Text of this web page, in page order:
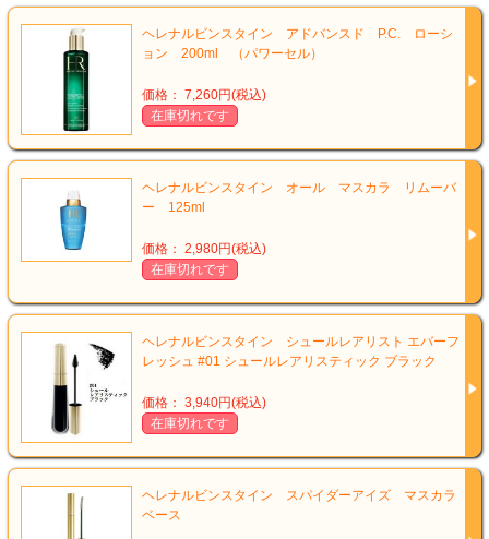
ヘレナルビンスタイン アドバンスド P.C. ローシ
ョン 200ml （パワーセル）
価格： 7,260円(税込)
在庫切れです
ヘレナルビンスタイン オール マスカラ リムーバ
ー 125ml
価格： 2,980円(税込)
在庫切れです
ヘレナルビンスタイン シュールレアリスト エバーフ
レッシュ #01 シュールレアリスティック ブラック
価格： 3,940円(税込)
在庫切れです
ヘレナルビンスタイン スパイダーアイズ マスカラ
ベース